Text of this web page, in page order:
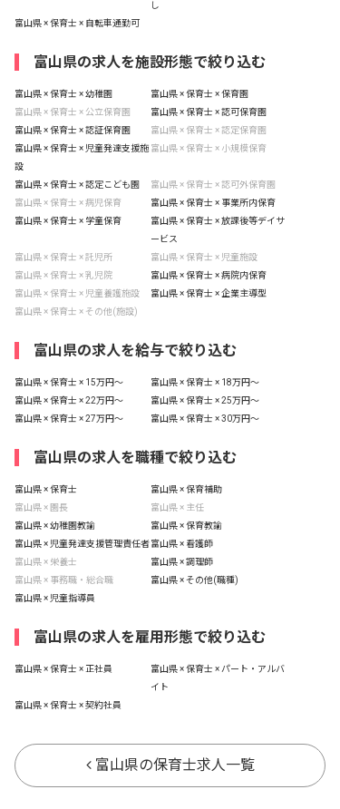
し
富山県 × 保育士 × 自転車通勤可
富山県の求人を施設形態で絞り込む
富山県 × 保育士 × 幼稚園
富山県 × 保育士 × 保育園
富山県 × 保育士 × 公立保育園
富山県 × 保育士 × 認可保育園
富山県 × 保育士 × 認証保育園
富山県 × 保育士 × 認定保育園
富山県 × 保育士 × 児童発達支援施
設
富山県 × 保育士 × 小規模保育
富山県 × 保育士 × 認定こども園
富山県 × 保育士 × 認可外保育園
富山県 × 保育士 × 病児保育
富山県 × 保育士 × 事業所内保育
富山県 × 保育士 × 学童保育
富山県 × 保育士 × 放課後等デイサ
ービス
富山県 × 保育士 × 託児所
富山県 × 保育士 × 児童施設
富山県 × 保育士 × 乳児院
富山県 × 保育士 × 病院内保育
富山県 × 保育士 × 児童養護施設
富山県 × 保育士 × 企業主導型
富山県 × 保育士 × その他(施設)
富山県の求人を給与で絞り込む
富山県 × 保育士 × 15万円〜
富山県 × 保育士 × 18万円〜
富山県 × 保育士 × 22万円〜
富山県 × 保育士 × 25万円〜
富山県 × 保育士 × 27万円〜
富山県 × 保育士 × 30万円〜
富山県の求人を職種で絞り込む
富山県 × 保育士
富山県 × 保育補助
富山県 × 園長
富山県 × 主任
富山県 × 幼稚園教諭
富山県 × 保育教諭
富山県 × 児童発達支援管理責任者富山県 × 看護師
富山県 × 栄養士
富山県 × 調理師
富山県 × 事務職・総合職
富山県 × その他(職種)
富山県 × 児童指導員
富山県の求人を雇用形態で絞り込む
富山県 × 保育士 × 正社員
富山県 × 保育士 × パート・アルバ
イト
富山県 × 保育士 × 契約社員
富山県の保育士求人一覧